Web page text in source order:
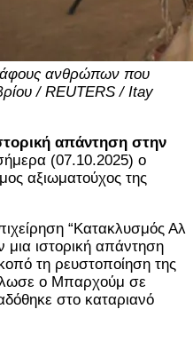
ανθρώπων που
/ REUTERS / Itay
απάντηση στην
(07.10.2025) ο
αξιωματούχος της
“Κατακλυσμός Αλ
ιστορική απάντηση
τη ρευστοποίηση της
ο Μπαρχούμ σε
στο καταριανό